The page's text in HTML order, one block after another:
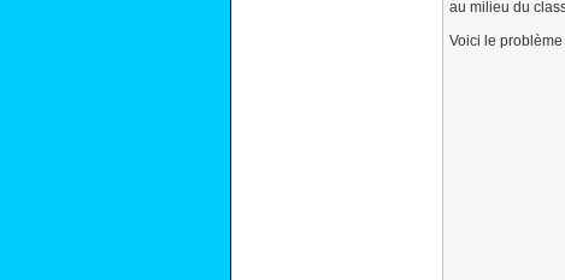
au milieu du
Voici le problème